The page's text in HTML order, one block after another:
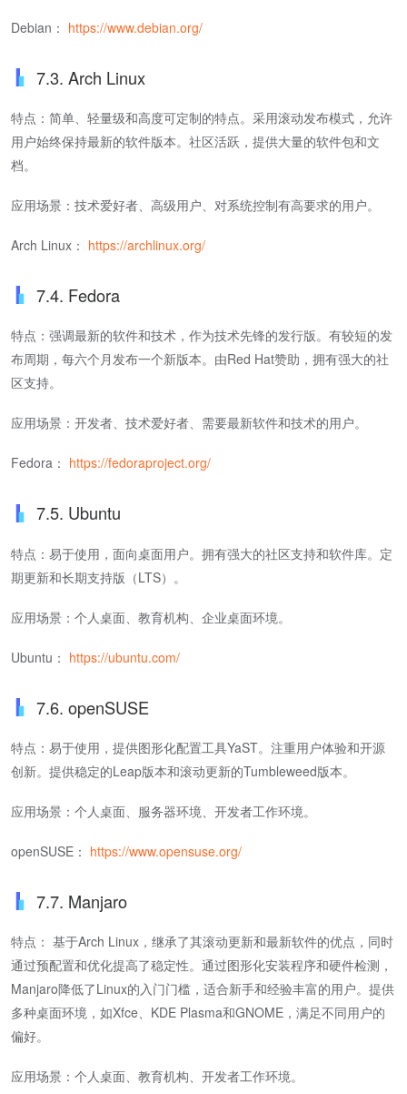
Debian： https://www.debian.org/
7.3. Arch Linux
特点：简单、轻量级和高度可定制的特点。采用滚动发布模式，允许
用户始终保持最新的软件版本。社区活跃，提供大量的软件包和文
档。
应用场景：技术爱好者、高级用户、对系统控制有高要求的用户。
Arch Linux： https://archlinux.org/
7.4. Fedora
特点：强调最新的软件和技术，作为技术先锋的发行版。有较短的发
布周期，每六个月发布一个新版本。由Red Hat赞助，拥有强大的社
区支持。
应用场景：开发者、技术爱好者、需要最新软件和技术的用户。
Fedora： https://fedoraproject.org/
7.5. Ubuntu
特点：易于使用，面向桌面用户。拥有强大的社区支持和软件库。定
期更新和长期支持版（LTS）。
应用场景：个人桌面、教育机构、企业桌面环境。
Ubuntu： https://ubuntu.com/
7.6. openSUSE
特点：易于使用，提供图形化配置工具YaST。注重用户体验和开源
创新。提供稳定的Leap版本和滚动更新的Tumbleweed版本。
应用场景：个人桌面、服务器环境、开发者工作环境。
openSUSE： https://www.opensuse.org/
7.7. Manjaro
特点： 基于Arch Linux，继承了其滚动更新和最新软件的优点，同时
通过预配置和优化提高了稳定性。通过图形化安装程序和硬件检测，
Manjaro降低了Linux的入门门槛，适合新手和经验丰富的用户。提供
多种桌面环境，如Xfce、KDE Plasma和GNOME，满足不同用户的
偏好。
应用场景：个人桌面、教育机构、开发者工作环境。